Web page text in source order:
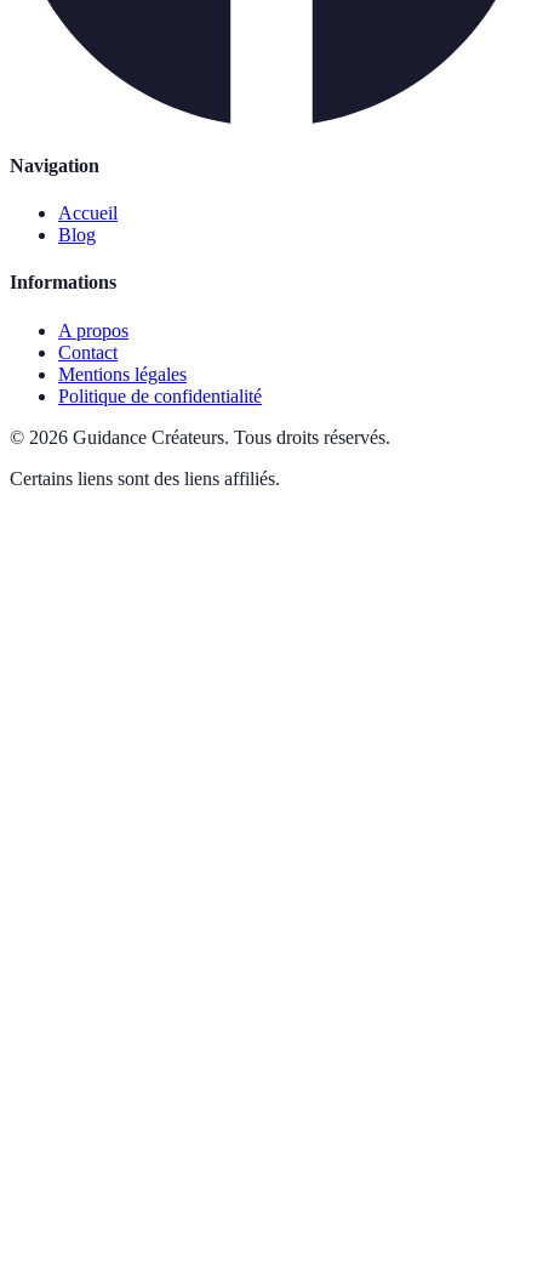
Navigation
Accueil
Blog
Informations
A propos
Contact
Mentions légales
Politique de confidentialité
© 2026 Guidance Créateurs. Tous droits réservés.
Certains liens sont des liens affiliés.